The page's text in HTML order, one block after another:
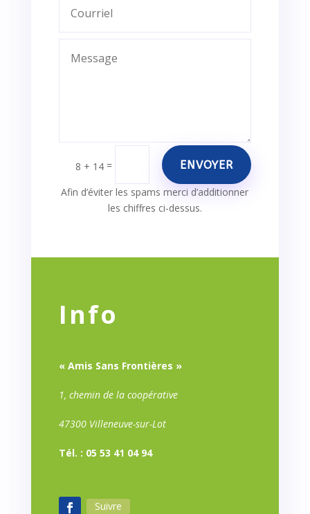
8 + 14 = ENVOYER
Afin d’éviter les spams merci d’additionner
les chiffres ci-dessus.
Info
« Amis Sans Frontières »
1, chemin de la coopérative
47300 Villeneuve-sur-Lot
Tél. : 05 53 41 04 94
Suivre